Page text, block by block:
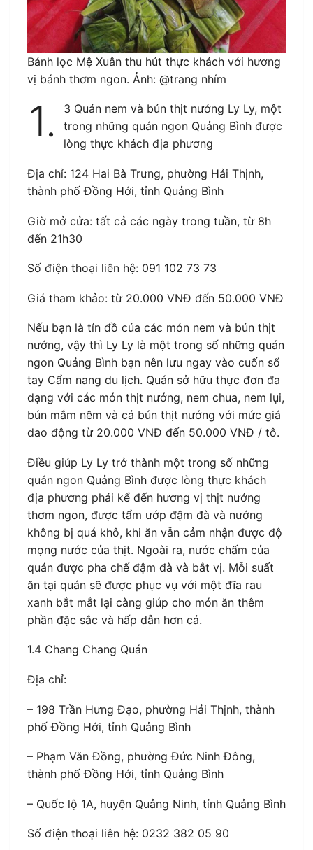
Bánh lọc Mệ Xuân thu hút thực khách với hương
vị bánh thơm ngon. Ảnh: @trang nhím
1.
3 Quán nem và bún thịt nướng Ly Ly, một
trong những quán ngon Quảng Bình được
lòng thực khách địa phương
Địa chỉ: 124 Hai Bà Trưng, phường Hải Thịnh,
thành phố Đồng Hới, tỉnh Quảng Bình
Giờ mở cửa: tất cả các ngày trong tuần, từ 8h
đến 21h30
Số điện thoại liên hệ: 091 102 73 73
Giá tham khảo: từ 20.000 VNĐ đến 50.000 VNĐ
Nếu bạn là tín đồ của các món nem và bún thịt
nướng, vậy thì Ly Ly là một trong số những quán
ngon Quảng Bình bạn nên lưu ngay vào cuốn sổ
tay Cẩm nang du lịch. Quán sở hữu thực đơn đa
dạng với các món thịt nướng, nem chua, nem lụi,
bún mắm nêm và cả bún thịt nướng với mức giá
dao động từ 20.000 VNĐ đến 50.000 VNĐ / tô.
Điều giúp Ly Ly trở thành một trong số những
quán ngon Quảng Bình được lòng thực khách
địa phương phải kể đến hương vị thịt nướng
thơm ngon, được tẩm ướp đậm đà và nướng
không bị quá khô, khi ăn vẫn cảm nhận được độ
mọng nước của thịt. Ngoài ra, nước chấm của
quán được pha chế đậm đà và bắt vị. Mỗi suất
ăn tại quán sẽ được phục vụ với một đĩa rau
xanh bắt mắt lại càng giúp cho món ăn thêm
phần đặc sắc và hấp dẫn hơn cả.
1.4 Chang Chang Quán
Địa chỉ:
– 198 Trần Hưng Đạo, phường Hải Thịnh, thành
phố Đồng Hới, tỉnh Quảng Bình
– Phạm Văn Đồng, phường Đức Ninh Đông,
thành phố Đồng Hới, tỉnh Quảng Bình
– Quốc lộ 1A, huyện Quảng Ninh, tỉnh Quảng Bình
Số điện thoại liên hệ: 0232 382 05 90